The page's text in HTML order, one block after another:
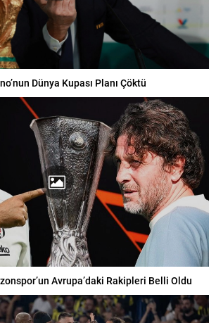
Dünya Kupası Planı Çöktü
Avrupa’daki Rakipleri Belli Oldu